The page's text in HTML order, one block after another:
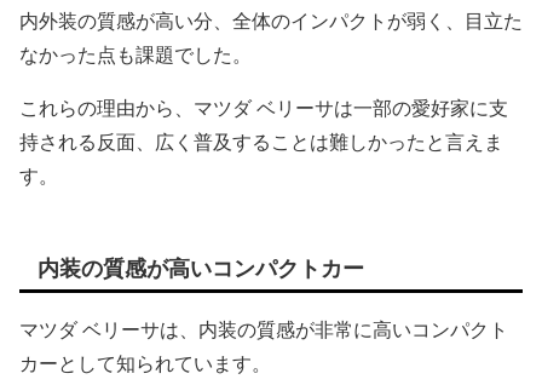
内外装の質感が高い分、全体のインパクトが弱く、目立た
なかった点も課題でした。
これらの理由から、マツダ ベリーサは一部の愛好家に支
持される反面、広く普及することは難しかったと言えま
す。
内装の質感が高いコンパクトカー
マツダ ベリーサは、内装の質感が非常に高いコンパクト
カーとして知られています。